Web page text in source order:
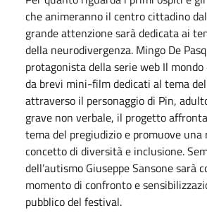
che animeranno il centro cittadino
grande attenzione sarà dedicata ai
della neurodivergenza. Mingo De
protagonista della serie web Il
da brevi mini-film dedicati al tema
attraverso il personaggio di Pin,
grave non verbale, il progetto
tema del pregiudizio e promuove una
concetto di diversità e inclusione.
dell’autismo Giuseppe Sansone sarà
momento di confronto e
pubblico del festival.